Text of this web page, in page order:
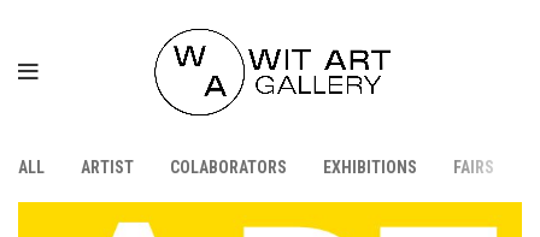
ALL ARTIST COLABORATORS EXHIBITIONS FAIRS